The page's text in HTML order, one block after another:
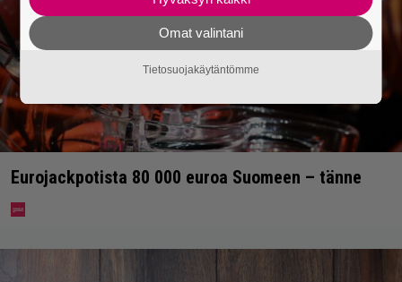
Eurojackpotista 80 000 euroa Suomeen – tänne
Omat valintani
Tietosuojakäytäntömme